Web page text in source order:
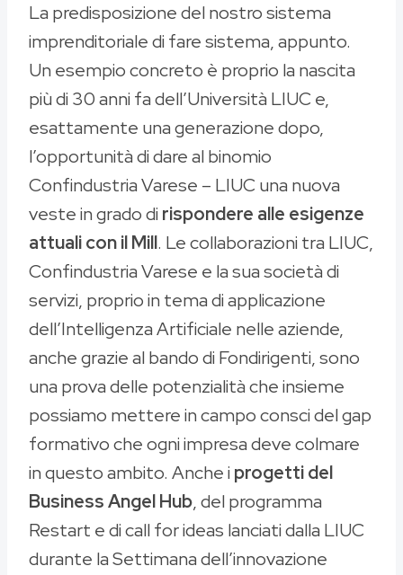
La predisposizione del nostro sistema
imprenditoriale di fare sistema, appunto.
Un esempio concreto è proprio la nascita
più di 30 anni fa dell’Università LIUC e,
esattamente una generazione dopo,
l’opportunità di dare al binomio
Confindustria Varese – LIUC una nuova
veste in grado di rispondere alle esigenze
attuali con il Mill. Le collaborazioni tra LIUC,
Confindustria Varese e la sua società di
servizi, proprio in tema di applicazione
dell’Intelligenza Artificiale nelle aziende,
anche grazie al bando di Fondirigenti, sono
una prova delle potenzialità che insieme
possiamo mettere in campo consci del gap
formativo che ogni impresa deve colmare
in questo ambito. Anche i progetti del
Business Angel Hub, del programma
Restart e di call for ideas lanciati dalla LIUC
durante la Settimana dell’innovazione